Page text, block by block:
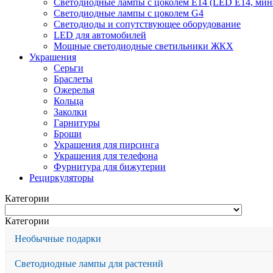
Светодиодные лампы с цоколем G4
Светодиоды и сопутствующее оборудование
LED для автомобилей
Мощные светодиодные светильники ЖКХ
Украшения
Серьги
Браслеты
Ожерелья
Кольца
Заколки
Гарнитуры
Броши
Украшения для пирсинга
Украшения для телефона
Фурнитура для бижутерии
Рециркуляторы
Категории
Категории
Необычные подарки
Светодиодные лампы для растений